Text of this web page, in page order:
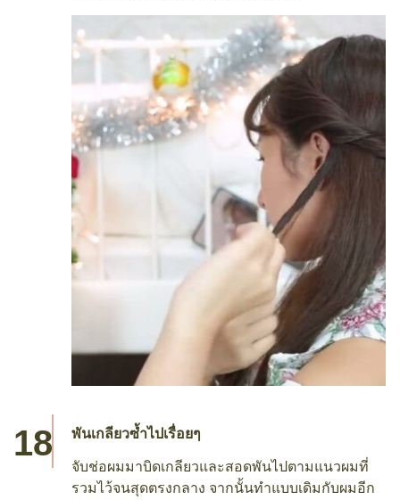
พันเกลียวซ้ำไปเรื่อยๆ
จับช่อผมมาบิดเกลียวและสอดพันไปตามแนวผมที่
รวมไว้จนสุดตรงกลาง จากนั้นทำแบบเดิมกับผมอีก